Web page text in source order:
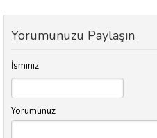
Yorumunuzu Paylaşın
İsminiz
Yorumunuz